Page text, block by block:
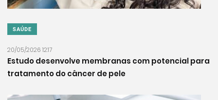
SAÚDE
20/05/2026 12:17
Estudo desenvolve membranas com potencial para
tratamento do câncer de pele